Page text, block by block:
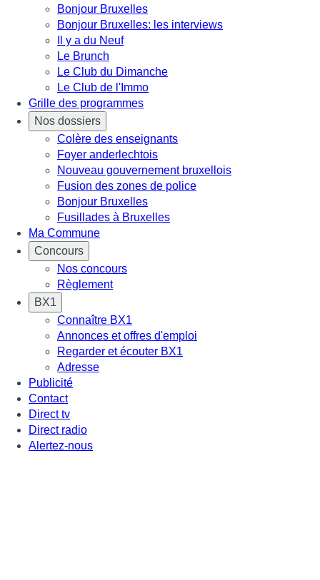
Bonjour Bruxelles
Bonjour Bruxelles: les interviews
Il y a du Neuf
Le Brunch
Le Club du Dimanche
Le Club de l'Immo
Grille des programmes
Nos dossiers
Colère des enseignants
Foyer anderlechtois
Nouveau gouvernement bruxellois
Fusion des zones de police
Bonjour Bruxelles
Fusillades à Bruxelles
Ma Commune
Concours
Nos concours
Règlement
BX1
Connaître BX1
Annonces et offres d'emploi
Regarder et écouter BX1
Adresse
Publicité
Contact
Direct tv
Direct radio
Alertez-nous